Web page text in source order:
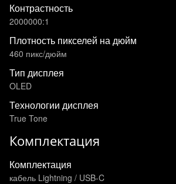
Контрастность
2000000:1
Плотность пикселей на дюйм
460 пикс/дюйм
Тип дисплея
OLED
Технологии дисплея
True Tone
Комплектация
Комплектация
кабель Lightning / USB-C